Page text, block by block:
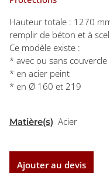
Hauteur totale : 1270
remplir de béton et à
Ce modèle existe :
* avec ou sans couvercle
* en acier peint
* en Ø 160 et 219
Matière(s) Acier
Ajouter au devis